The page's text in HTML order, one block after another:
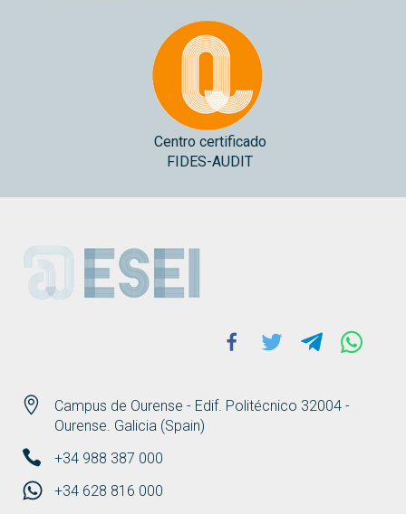
Centro certificado
FIDES-AUDIT
ESEI
Campus de Ourense - Edif. Politécnico 32004 -
Ourense. Galicia (Spain)
+34 988 387 000
+34 628 816 000
Facebook
Twitter Telegram